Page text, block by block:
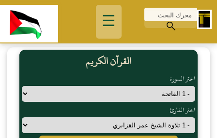
☰
القرآن الكريم
اختر السورة
اختر القارئ